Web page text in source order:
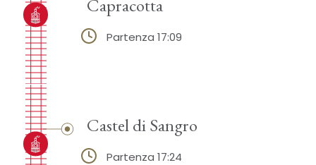
Capracotta
Partenza 17:09
Castel di Sangro
Partenza 17:24